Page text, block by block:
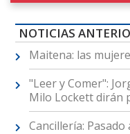
NOTICIAS
Maitena: las
"Leer y Comer":
Milo Lockett dirán
Cancillería: